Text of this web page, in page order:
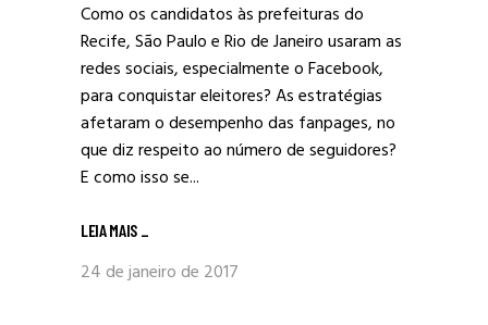
Como os candidatos às prefeituras do
Recife, São Paulo e Rio de Janeiro usaram as
redes sociais, especialmente o Facebook,
para conquistar eleitores? As estratégias
afetaram o desempenho das fanpages, no
que diz respeito ao número de seguidores?
E como isso se...
LEIA MAIS _
24 de janeiro de 2017